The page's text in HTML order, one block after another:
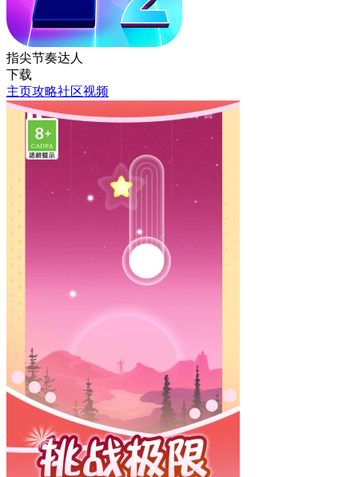
指尖节奏达人
下载
主页攻略社区视频